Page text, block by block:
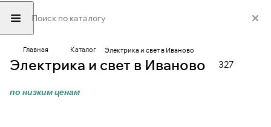
Главная Каталог Электрика и свет в Иваново
Электрика и свет в Иваново 327
по низким ценам